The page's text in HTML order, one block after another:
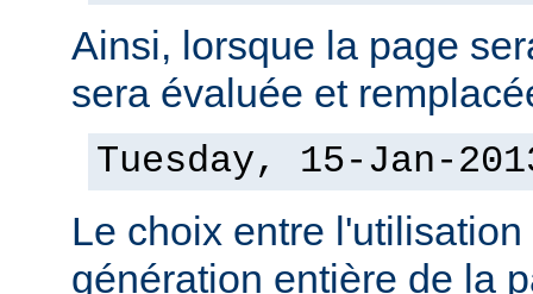
Ainsi, lorsque la page
sera évaluée et
Tuesday, 15-Jan-
Le choix entre
génération entière de la